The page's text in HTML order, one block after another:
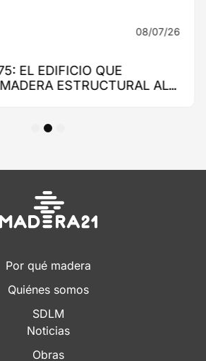
Por qué madera
Quiénes somos
SDLM
Noticias
Obras